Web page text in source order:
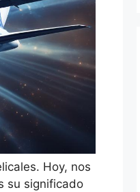
Hoy, nos
su significado